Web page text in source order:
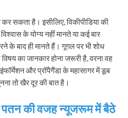
कर सकता है। इसीलिए, विकीपीडिया की
के योग्य नहीं मानते या कई बार
के बाद ही मानते हैं। गूगल पर भी शोध
का जानकार होना जरूरी है, वरना वह
और प्रॉपैगैंडा के महासागर में डूब
तो खैर दूर की बात है।
पतन की वजह न्यूजरूम में बैठे